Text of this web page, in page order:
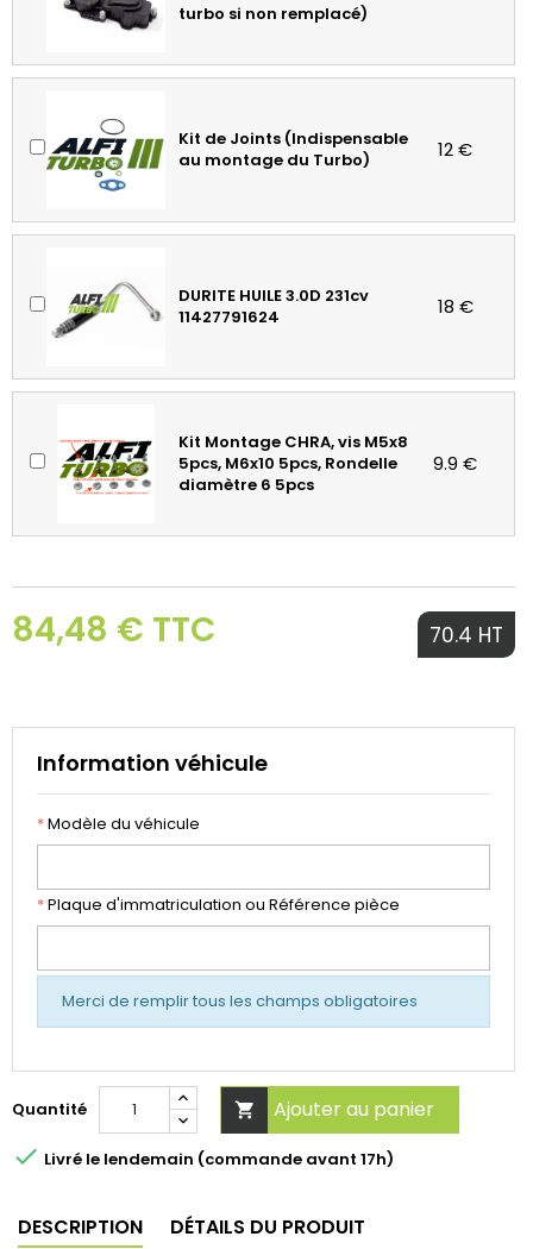
turbo si non remplacé)
Kit de Joints (Indispensable
au montage du Turbo)
12 €
DURITE HUILE 3.0D 231cv
11427791624
18 €
Kit Montage CHRA, vis M5x8
5pcs, M6x10 5pcs, Rondelle
diamètre 6 5pcs
9.9 €
84,48 € TTC 70.4 HT
Information véhicule
*Modèle du véhicule
*Plaque d'immatriculation ou Référence pièce
Merci de remplir tous les champs obligatoires
Quantité  Ajouter au panier
 Livré le lendemain (commande avant 17h)
DESCRIPTION
DÉTAILS DU PRODUIT